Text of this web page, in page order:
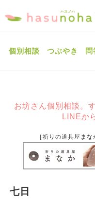
個別相談 つぶやき 問
お坊さん個別相談。
LINEか
［祈りの道具屋ま
七日